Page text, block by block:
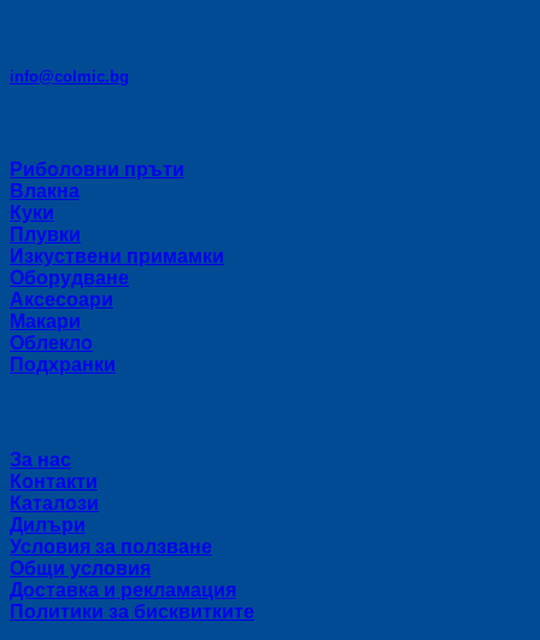
info@colmic.bg
Риболовни пръти
Влакна
Куки
Плувки
Изкуствени примамки
Оборудване
Аксесоари
Макари
Облекло
Подхранки
За нас
Контакти
Каталози
Дилъри
Условия за ползване
Общи условия
Доставка и рекламация
Политики за бисквитките